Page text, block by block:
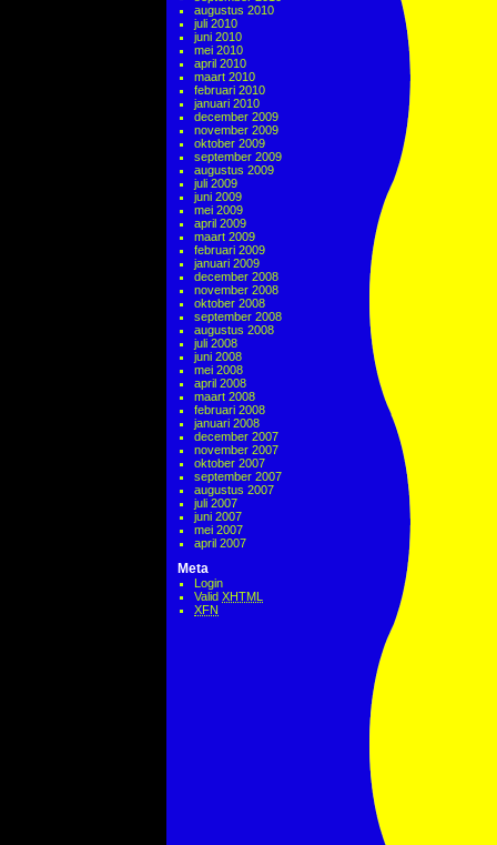
augustus 2010
juli 2010
juni 2010
mei 2010
april 2010
maart 2010
februari 2010
januari 2010
december 2009
november 2009
oktober 2009
september 2009
augustus 2009
juli 2009
juni 2009
mei 2009
april 2009
maart 2009
februari 2009
januari 2009
december 2008
november 2008
oktober 2008
september 2008
augustus 2008
juli 2008
juni 2008
mei 2008
april 2008
maart 2008
februari 2008
januari 2008
december 2007
november 2007
oktober 2007
september 2007
augustus 2007
juli 2007
juni 2007
mei 2007
april 2007
Meta
Login
Valid XHTML
XFN